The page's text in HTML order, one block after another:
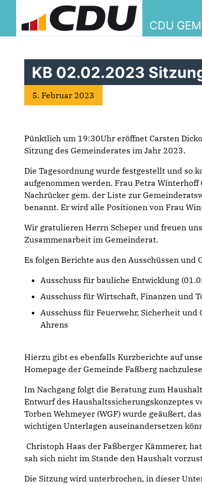
CDU
KB 02.02.2023
5. Februar 2023
Pünktlich um 19:30Uhr eröffnet Carsten
Sitzung des Gemeinderates im Jahr 2023.
Die Tagesordnung wurde festgestellt und so
aufgenommen werden. Frau Petra Winterhoff
Nachrücker gem. der Liste zur
benannt. Er wird alle Positionen von Frau
Wir gratulieren Herrn Scheper und freuen
Zusammenarbeit im Gemeinderat.
Es folgen Berichte aus den Ausschüssen und
Ausschuss für bauliche Entwicklung
Ausschuss für Wirtschaft, Finanzen und
Ausschuss für Feuerwehr, Sicherheit
Ahrens
Hierzu gibt es ebenfalls Kurzberichte auf
Homepage der Gemeinde Faßberg
Im Nachgang folgt die Beratung zum
Entwurf des Haushaltssicherungskonzeptes
Torben Wehmeyer (WGF) wurde geäußert,
wichtigen Unterlagen auseinandersetzen
Christoph Haas der Faßberger Kämmerer,
sah sich nicht im Stande den Haushalt
Die Sitzung wird unterbrochen, in dieser